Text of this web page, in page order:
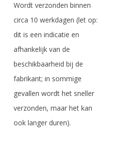
Wordt verzonden binnen
circa 10 werkdagen (let op:
dit is een indicatie en
afhankelijk van de
beschikbaarheid bij de
fabrikant; in sommige
gevallen wordt het sneller
verzonden, maar het kan
ook langer duren).